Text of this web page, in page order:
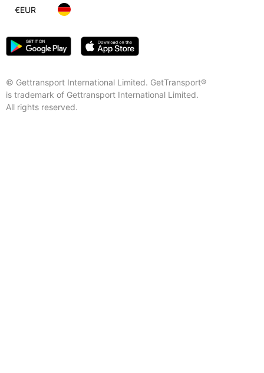
© Gettransport International Limited. GetTransport®
is trademark of Gettransport International Limited.
All rights reserved.
€EUR